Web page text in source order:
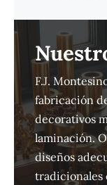
F.J.
fabricación
decorativos
laminación.
diseños
tradicionales